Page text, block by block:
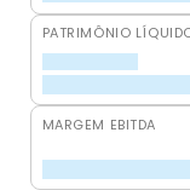
PATRIMÔNIO
MARGEM EBITDA